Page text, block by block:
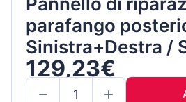
parafango
Sinistra+Destra /
129,23€